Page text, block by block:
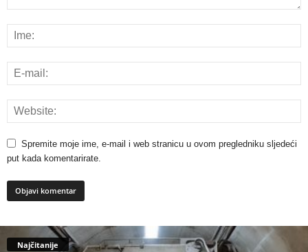
Spremite moje ime, e-mail i web stranicu u ovom pregledniku sljedeći
put kada komentarirate.
Najčitanije